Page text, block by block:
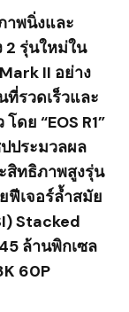
าพนิ่งและ
2 รุ่นใหม่ใน
Mark II อย่าง
ที่รวดเร็วและ
โดย “EOS R1”
ประมวลผล
สิทธิภาพสูงรุ่น
เจอร์ล้ำสมัย
Stacked
45 ล้านพิกเซล
60P